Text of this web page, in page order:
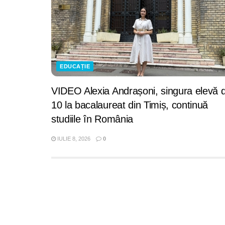
EDUCAȚIE
VIDEO Alexia Andrașoni, singura elevă
10 la bacalaureat din Timiș, continuă
studiile în România
IULIE 8, 2026 0